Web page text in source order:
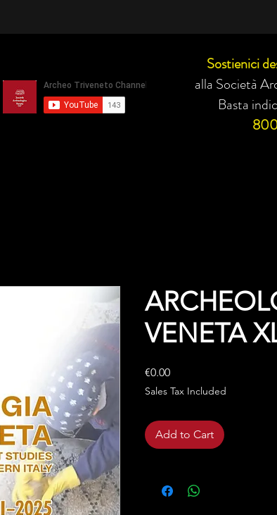
Sostienici
alla Società
Basta
VENETA
€0.00Price
Sales Tax Included
Add to Cart